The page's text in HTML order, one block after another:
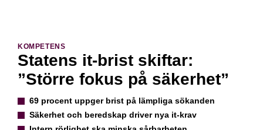
KOMPETENS
Statens it-brist skiftar:
”Större fokus på säkerhet”
69 procent uppger brist på lämpliga sökanden
Säkerhet och beredskap driver nya it-krav